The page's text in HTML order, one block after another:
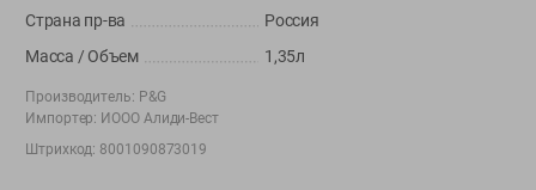
+375 44 560-60-61
Call-центр работает с 9:00 до 21:00 ежедневно
shop@green-market.by
Страна пр-ва
Россия
Масса / Объем
1,35л
Производитель: P&G
Импортер: ИООО Алиди-Вест
Штрихкод: 8001090873019